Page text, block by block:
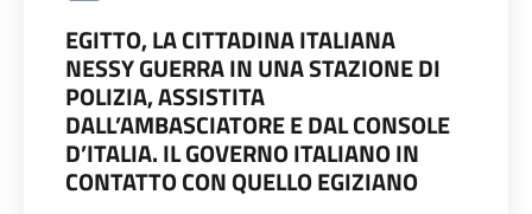
EGITTO, LA CITTADINA ITALIANA
NESSY GUERRA IN UNA STAZIONE DI
POLIZIA, ASSISTITA
DALL’AMBASCIATORE E DAL CONSOLE
D’ITALIA. IL GOVERNO ITALIANO IN
CONTATTO CON QUELLO EGIZIANO